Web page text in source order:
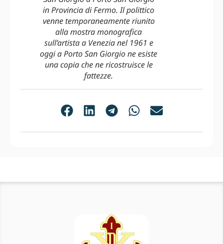
in Provincia di Fermo. Il polittico
venne temporaneamente riunito
alla mostra monografica
sull’artista a Venezia nel 1961 e
oggi a Porto San Giorgio ne esiste
una copia che ne ricostruisce le
fattezze.